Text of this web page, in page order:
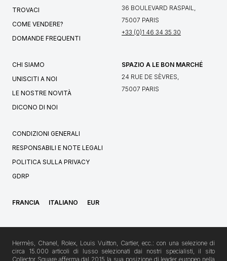
TROVACI
COME VENDERE?
DOMANDE FREQUENTI
36 BOULEVARD RASPAIL,
75007 PARIS
+33 (0)1 46 34 35 30
CHI SIAMO
UNISCITI A NOI
LE NOSTRE NOVITÀ
DICONO DI NOI
SPAZIO A LE BON MARCHÉ
24 RUE DE SÈVRES,
75007 PARIS
CONDIZIONI GENERALI
RESPONSABILI E NOTE LEGALI
POLITICA SULLA PRIVACY
GDRP
FRANCIA ITALIANO EUR
Hermès, Chanel, Rolex, Louis Vuitton, Cartier, ecc.: con una selezione di
circa 15.000 articoli di lusso selezionati dai nostri specialisti, il sito
Collector Square afferma dal 2015 la sua posizione di leader europeo nella